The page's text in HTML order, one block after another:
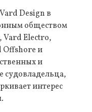
Design в
обществом
Vard Electro,
Offshore и
и
судовладельца,
интерес